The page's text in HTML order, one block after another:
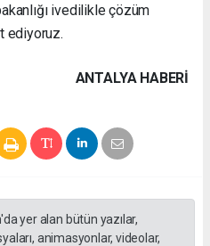
ivedilikle çözüm
ediyoruz.
ANTALYA HABERİ
yer alan bütün yazılar,
animasyonlar, videolar,